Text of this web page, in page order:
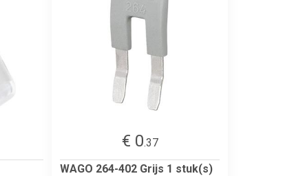
€ 0.37
WAGO 264-402 Grijs 1 stuk(s)